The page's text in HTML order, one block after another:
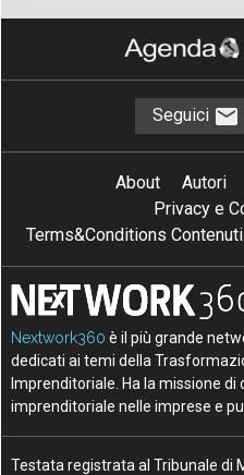
Seguici
About Autori
Privacy e
Terms&Conditions
Nextwork360 è il più grande
dedicati ai temi della
Imprenditoriale. Ha la missione
imprenditoriale nelle imprese e
Testata registrata al Tribunale di